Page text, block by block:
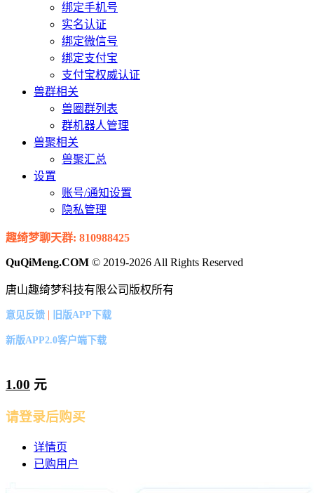
绑定手机号
实名认证
绑定微信号
绑定支付宝
支付宝权威认证
兽群相关
兽圈群列表
群机器人管理
兽聚相关
兽聚汇总
设置
账号/通知设置
隐私管理
趣绮梦聊天群: 810988425
QuQiMeng.COM © 2019-2026 All Rights Reserved
唐山趣绮梦科技有限公司版权所有
意见反馈 | 旧版APP下载
新版APP2.0客户端下载
1.00 元
请登录后购买
详情页
已购用户